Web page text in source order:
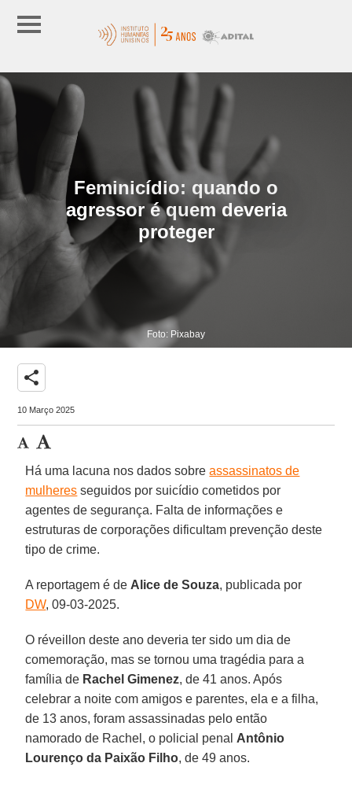
Feminicídio: quando o
agressor é quem deveria
proteger
Foto: Pixabay
share
10 Março 2025
Há uma lacuna nos dados sobreassassinatos de
mulheres seguidos por suicídio cometidos por
agentes de segurança. Falta de informações e
estruturas de corporações dificultam prevenção deste
tipo de crime.
A reportagem é de Alice de Souza, publicada por
DW, 09-03-2025.
O réveillon deste ano deveria ter sido um dia de
comemoração, mas se tornou uma tragédia para a
família de Rachel Gimenez, de 41 anos. Após
celebrar a noite com amigos e parentes, ela e a filha,
de 13 anos, foram assassinadas pelo então
namorado de Rachel, o policial penal Antônio
Lourenço da Paixão Filho, de 49 anos.